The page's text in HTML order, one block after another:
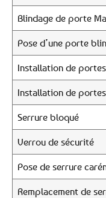
Blindage de porte
Pose d’une porte
Installation de
Installation de
Serrure bloqué
Verrou de sécurité
Pose de serrure
Remplacement de